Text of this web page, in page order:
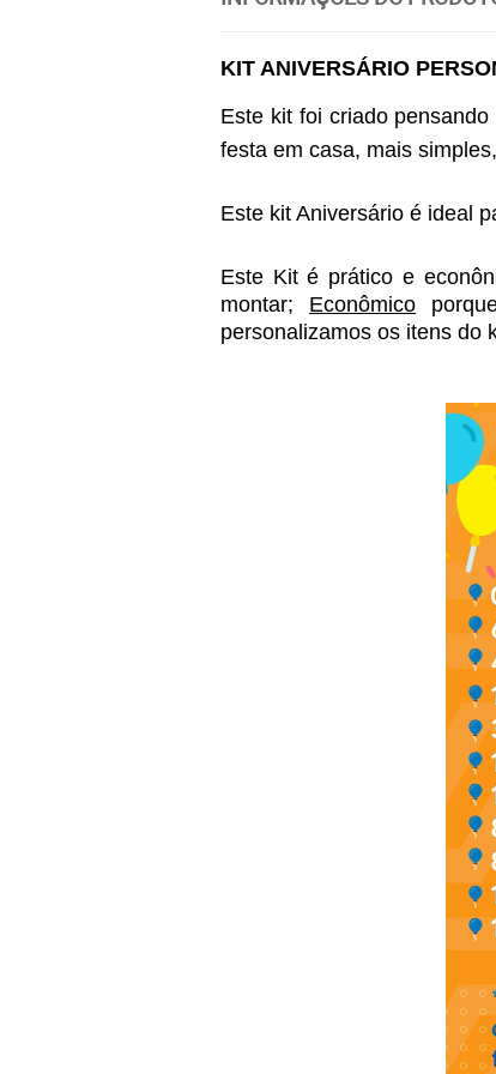
KIT ANIVERSÁRIO
Este kit foi criado
festa em casa, mais
Este kit Aniversário é ideal
Este Kit é prático e
montar; Econômico
personalizamos os itens do